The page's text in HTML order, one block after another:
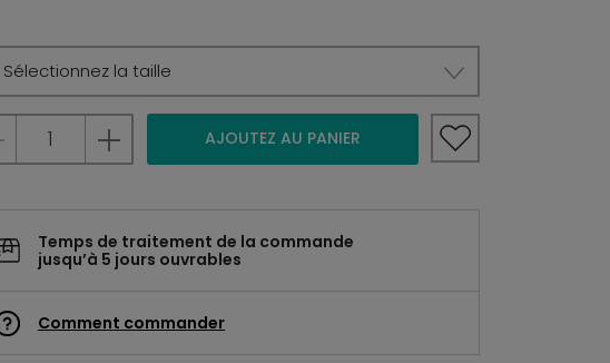
Sélectionnez la taille
AJOUTEZ AU PANIER
Temps de traitement de la commande
jusqu’à 5 jours ouvrables
Comment commander